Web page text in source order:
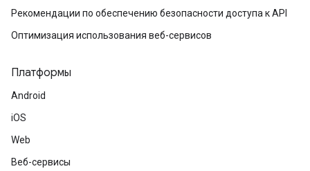
Рекомендации по обеспечению безопасности доступа к API
Оптимизация использования веб-сервисов
Платформы
Android
iOS
Web
Веб-сервисы